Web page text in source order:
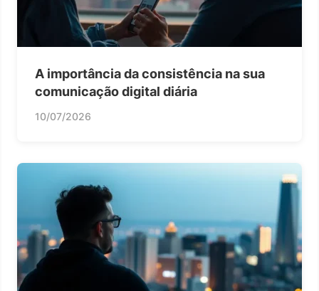
A importância da consistência na sua
comunicação digital diária
10/07/2026